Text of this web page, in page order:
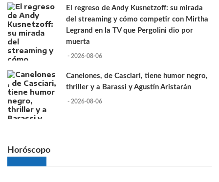
El regreso de Andy Kusnetzoff: su mirada
del streaming y cómo competir con Mirtha
Legrand en la TV que Pergolini dio por
muerta
- 2026-08-06
Canelones, de Casciari, tiene humor negro,
thriller y a Barassi y Agustín Aristarán
- 2026-08-06
Horóscopo